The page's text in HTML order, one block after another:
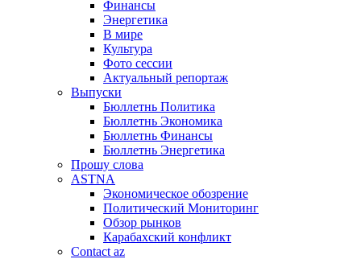
Финансы
Энергетика
В мире
Культура
Фото сессии
Актуальный репортаж
Выпуски
Бюллетнь Политика
Бюллетнь Экономика
Бюллетнь Финансы
Бюллетнь Энергетика
Прошу слова
ASTNA
Экономическое обозрение
Политический Мониторинг
Обзор рынков
Карабахский конфликт
Contact az